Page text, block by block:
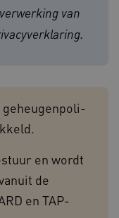
van
.
geheugenpoli-
en wordt
de
en TAP-